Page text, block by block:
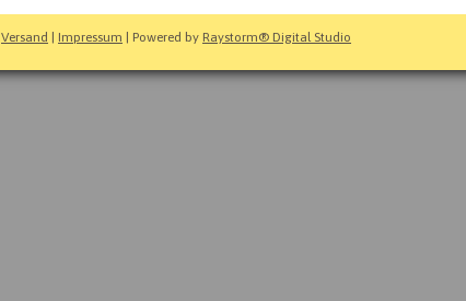
Versand Impressum | Powered by Raystorm® Digital Studio